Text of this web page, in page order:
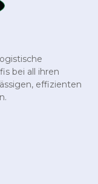
bei all ihren
effizienten